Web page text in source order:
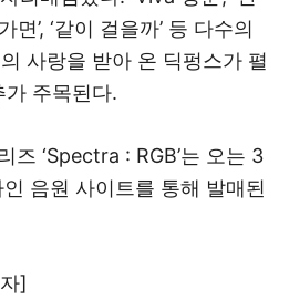
면’, ‘같이 걸을까’ 등 다수의
사랑을 받아 온 딕펑스가 펼
가 주목된다.
즈 ‘Spectra : RGB’는 오는 3
음원 사이트를 통해 발매된
]